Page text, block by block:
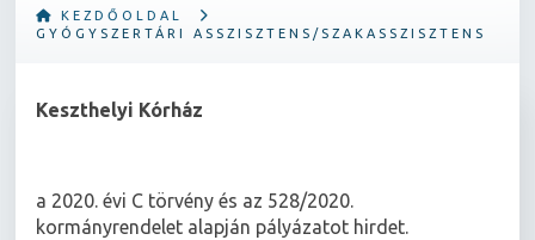
KEZDŐOLDAL
GYÓGYSZERTÁRI ASSZISZTENS/SZAKASSZISZTENS
Keszthelyi Kórház
a 2020. évi C törvény és az 528/2020.
kormányrendelet alapján pályázatot hirdet.